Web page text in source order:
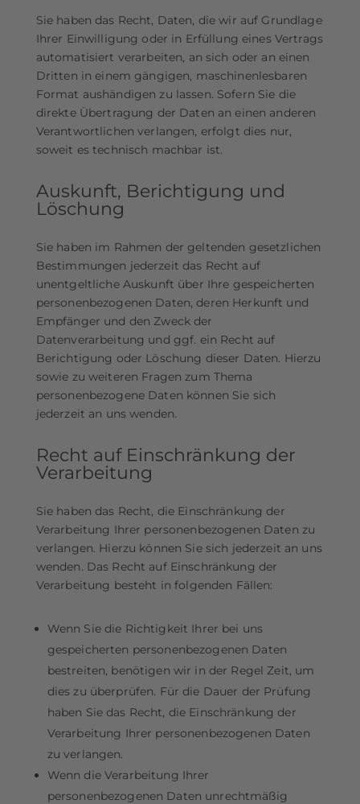
Sie haben das Recht, Daten, die wir auf Grundlage
Ihrer Einwilligung oder in Erfüllung eines Vertrags
automatisiert verarbeiten, an sich oder an einen
Dritten in einem gängigen, maschinenlesbaren
Format aushändigen zu lassen. Sofern Sie die
direkte Übertragung der Daten an einen anderen
Verantwortlichen verlangen, erfolgt dies nur,
soweit es technisch machbar ist.
Auskunft, Berichtigung und
Löschung
Sie haben im Rahmen der geltenden gesetzlichen
Bestimmungen jederzeit das Recht auf
unentgeltliche Auskunft über Ihre gespeicherten
personenbezogenen Daten, deren Herkunft und
Empfänger und den Zweck der
Datenverarbeitung und ggf. ein Recht auf
Berichtigung oder Löschung dieser Daten. Hierzu
sowie zu weiteren Fragen zum Thema
personenbezogene Daten können Sie sich
jederzeit an uns wenden.
Recht auf Einschränkung der
Verarbeitung
Sie haben das Recht, die Einschränkung der
Verarbeitung Ihrer personenbezogenen Daten zu
verlangen. Hierzu können Sie sich jederzeit an uns
wenden. Das Recht auf Einschränkung der
Verarbeitung besteht in folgenden Fällen:
Wenn Sie die Richtigkeit Ihrer bei uns
gespeicherten personenbezogenen Daten
bestreiten, benötigen wir in der Regel Zeit, um
dies zu überprüfen. Für die Dauer der Prüfung
haben Sie das Recht, die Einschränkung der
Verarbeitung Ihrer personenbezogenen Daten
zu verlangen.
Wenn die Verarbeitung Ihrer
personenbezogenen Daten unrechtmäßig